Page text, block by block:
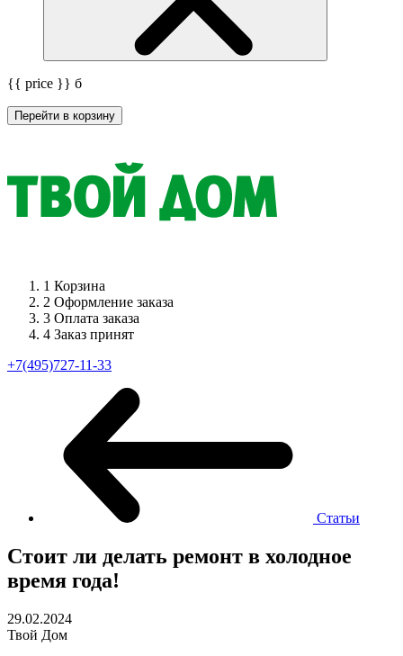
{{ price }} б
Перейти в корзину
1 Корзина
2 Оформление заказа
3 Оплата заказа
4 Заказ принят
+7(495)727-11-33
Статьи
Стоит ли делать ремонт в холодное
время года!
29.02.2024
Твой Дом